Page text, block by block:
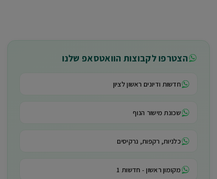
הצטרפו לקבוצות הוואטסאפ שלנו
חדשות ודיונים ראשון לציון
שכונת מישור הנוף
כלניות, רקפות, נרקיסים
מקומון ראשון - חדשות 1